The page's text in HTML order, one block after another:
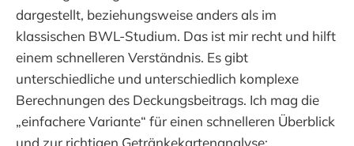
dargestellt, beziehungsweise anders als im
klassischen BWL-Studium. Das ist mir recht und hilft
einem schnelleren Verständnis. Es gibt
unterschiedliche und unterschiedlich komplexe
Berechnungen des Deckungsbeitrags. Ich mag die
„einfachere Variante“ für einen schnelleren Überblick